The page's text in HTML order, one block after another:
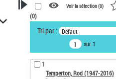
VOTRE RECHERCHE
Recherche avancée dans les
notices d’autorité
Œuvres liées à l'auteur :
Temperton, Rod (1947-2016)
Voir la sélection (0)
(0)
Tri par : Défaut
sur 1
1
Temperton, Rod (1947-2016)